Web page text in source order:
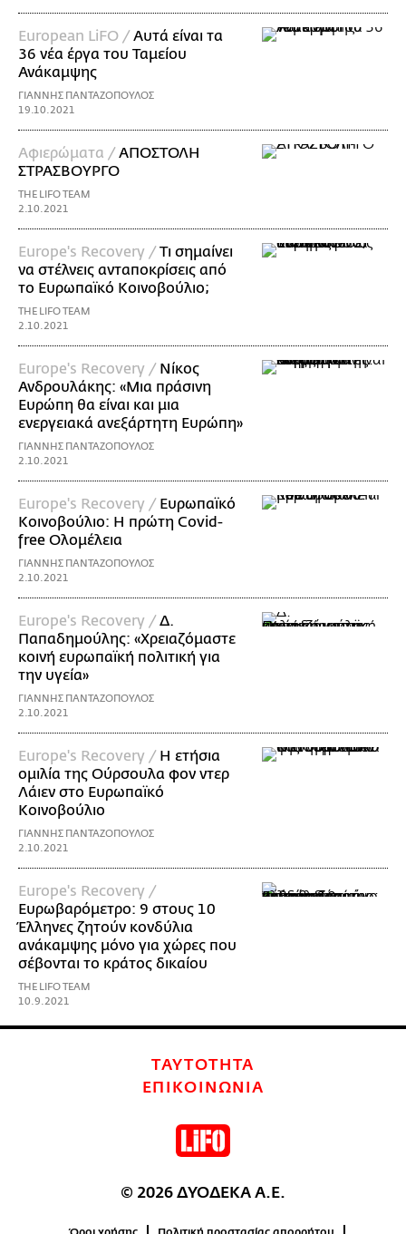
European LiFO /Αυτά είναι τα
36 νέα έργα του Ταμείου
Ανάκαμψης
ΓΙΑΝΝΗΣ ΠΑΝΤΑΖΟΠΟΥΛΟΣ
19.10.2021
Αφιερώματα /ΑΠΟΣΤΟΛΗ
ΣΤΡΑΣΒΟΥΡΓΟ
THE LIFO TEAM
2.10.2021
Europe's Recovery /Τι σημαίνει
να στέλνεις ανταποκρίσεις από
το Ευρωπαϊκό Κοινοβούλιο;
THE LIFO TEAM
2.10.2021
Europe's Recovery / Νίκος
Ανδρουλάκης: «Μια πράσινη
Ευρώπη θα είναι και μια
ενεργειακά ανεξάρτητη Ευρώπη»
ΓΙΑΝΝΗΣ ΠΑΝΤΑΖΟΠΟΥΛΟΣ
2.10.2021
Europe's Recovery / Eυρωπαϊκό
Κοινοβούλιο: Η πρώτη Covid-
free Ολομέλεια
ΓΙΑΝΝΗΣ ΠΑΝΤΑΖΟΠΟΥΛΟΣ
2.10.2021
Europe's Recovery /Δ.
Παπαδημούλης: «Χρειαζόμαστε
κοινή ευρωπαϊκή πολιτική για
την υγεία»
ΓΙΑΝΝΗΣ ΠΑΝΤΑΖΟΠΟΥΛΟΣ
2.10.2021
Europe's Recovery / Η ετήσια
ομιλία της Ούρσουλα φον ντερ
Λάιεν στο Ευρωπαϊκό
Κοινοβούλιο
ΓΙΑΝΝΗΣ ΠΑΝΤΑΖΟΠΟΥΛΟΣ
2.10.2021
Europe's Recovery /
Ευρωβαρόμετρο: 9 στους 10
Έλληνες ζητούν κονδύλια
ανάκαμψης μόνο για χώρες που
σέβονται το κράτος δικαίου
THE LIFO TEAM
10.9.2021
ΤΑΥΤΟΤΗΤΑ
ΕΠΙΚΟΙΝΩΝΙΑ
© 2026 ΔΥΟΔΕΚΑ Α.Ε.